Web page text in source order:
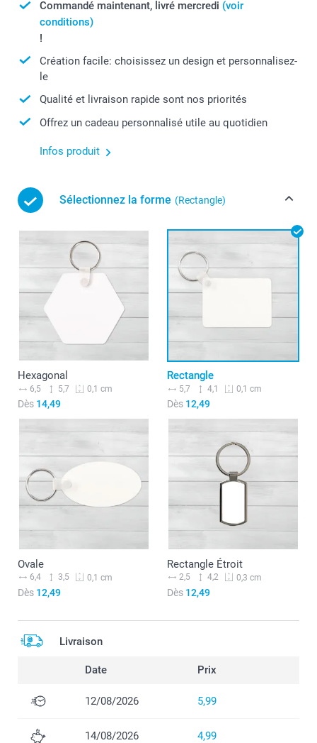
Commandé maintenant, livré mercredi (voir
conditions)
!
Création facile: choisissez un design et personnalisez-
le
Qualité et livraison rapide sont nos priorités
Offrez un cadeau personnalisé utile au quotidien
Infos produit
Sélectionnez la forme (Rectangle)
Hexagonal
6,5 5,7 0,1 cm
Dès 14,49
Rectangle
5,7 4,1 0,1 cm
Dès12,49
Ovale
6,4 3,5 0,1 cm
Dès 12,49
Rectangle Étroit
2,5 4,2 0,3 cm
Dès12,49
Livraison
Date Prix
12/08/2026 5,99
14/08/2026 4,99